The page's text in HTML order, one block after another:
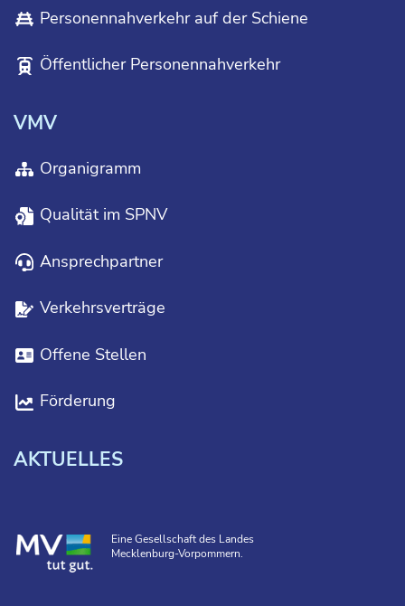
Eine Gesellschaft des Landes
Mecklenburg-Vorpommern.
Personennahverkehr auf der Schiene
Öffentlicher Personennahverkehr
VMV
Organigramm
Qualität im SPNV
Ansprechpartner
Verkehrsverträge
Offene Stellen
Förderung
AKTUELLES